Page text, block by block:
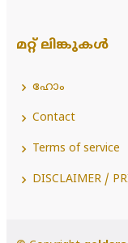
മറ്റ് ലിങ്കുകൾ
ഹോം
Contact
Terms of service
DISCLAIMER /